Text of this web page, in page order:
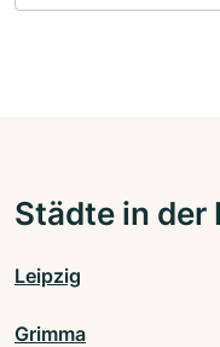
Städte in der
Leipzig
Grimma